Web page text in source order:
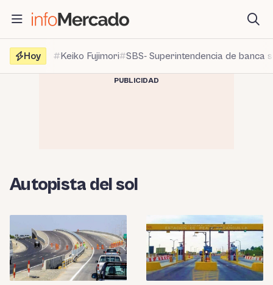
contenido
Hoy
Keiko Fujimori SBS- Superintendencia de banca
PUBLICIDAD
Autopista del sol